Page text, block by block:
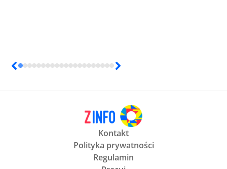
Kontakt
Polityka prywatności
Regulamin